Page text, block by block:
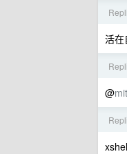
活在
@